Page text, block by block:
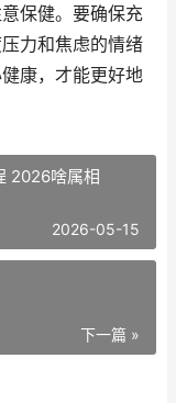
保健。要确保充
力和焦虑的情绪
康，才能更好地
2026啥属相
2026-05-15
下一篇 »